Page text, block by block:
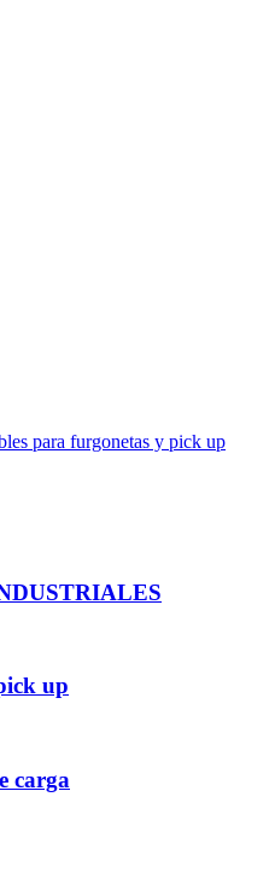
para furgonetas y pick up
up
carga